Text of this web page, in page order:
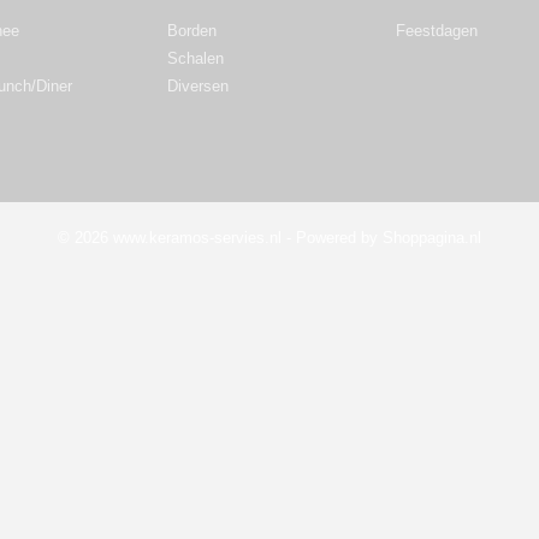
Diner
Borden
Schalen
Diversen
Feestdagen